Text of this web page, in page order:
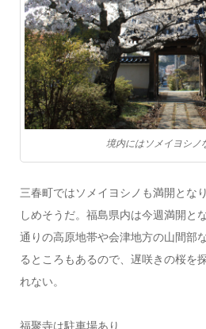
境内にはソメイヨシノ
三春町ではソメイヨシノも満開とな
しめそうだ。福島県内は今週満開と
通りの高原地帯や会津地方の山間部
るところもあるので、遅咲きの桜を
れない。
福聚寺は駐車場あり